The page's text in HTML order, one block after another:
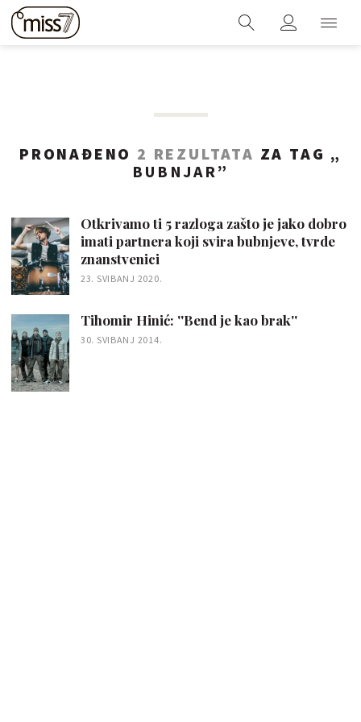
PRONAĐENO 2 REZULTATA ZA TAG „
BUBNJAR”
Otkrivamo ti 5 razloga zašto je jako dobro
imati partnera koji svira bubnjeve, tvrde
znanstvenici
23. SVIBANJ 2020.
Tihomir Hinić: ''Bend je kao brak''
30. SVIBANJ 2014.